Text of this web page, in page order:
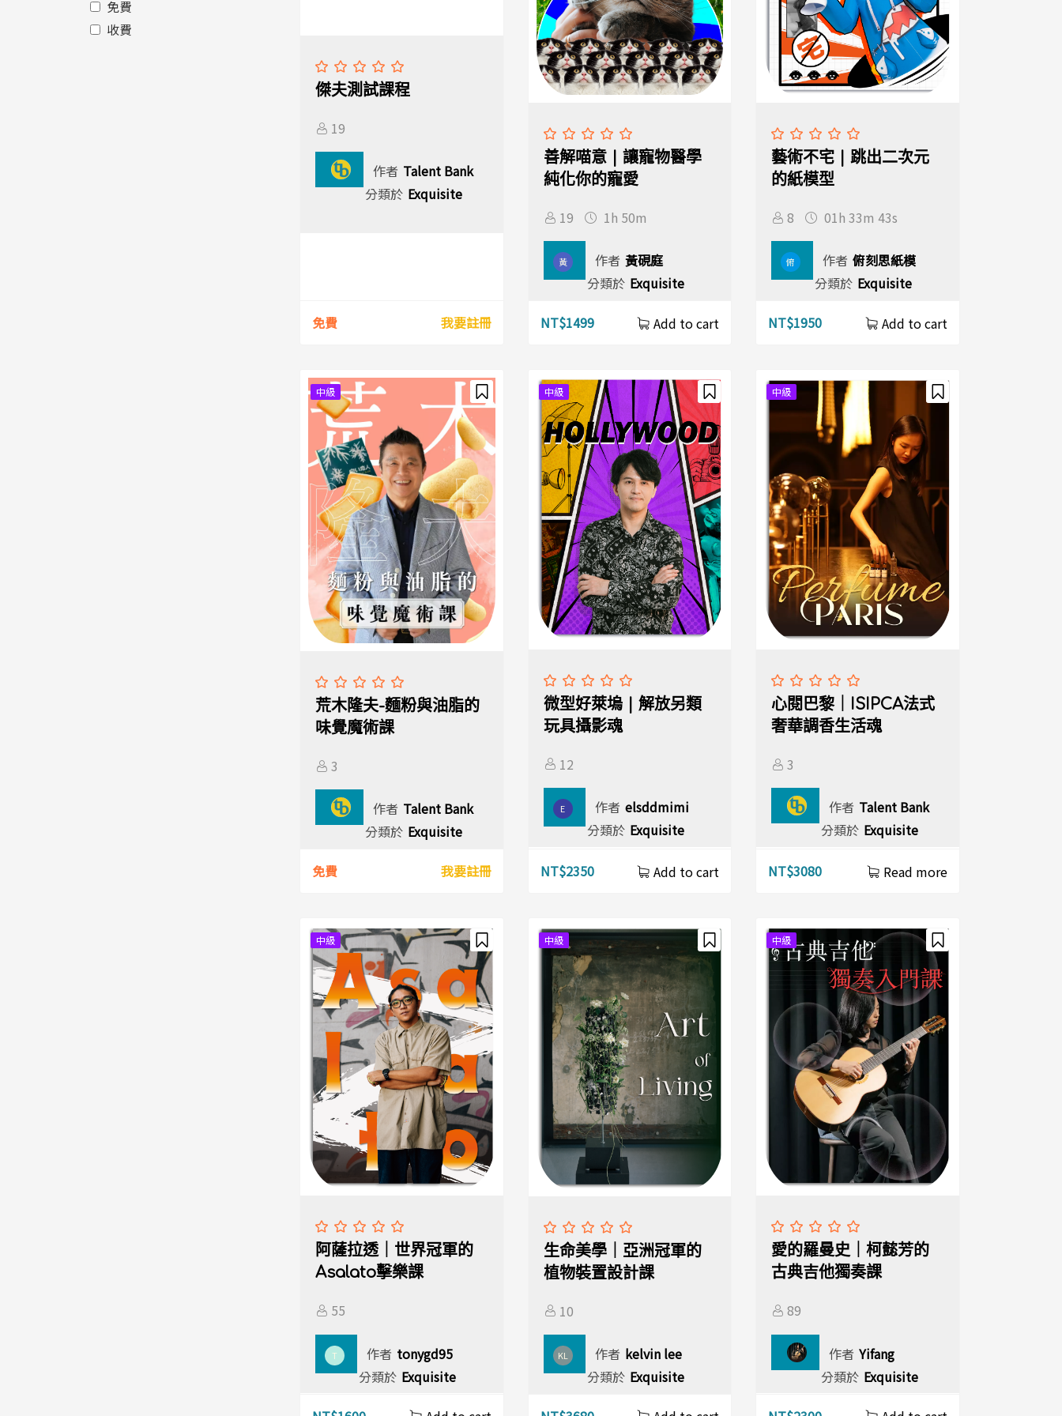
免費
收費
傑夫測試課程
19
作者 Talent Bank
分類於 Exquisite
免費 我要註冊
善解喵意 | 讓寵物醫學
純化你的寵愛
19 1h 50m
黃 作者 黃硯庭
分類於 Exquisite
NT$1499 Add to cart
藝術不宅 | 跳出二次元
的紙模型
8 01h 33m 43s
俯 作者 俯刻思紙模
分類於 Exquisite
NT$1950 Add to cart
中級
荒木隆夫-麵粉與油脂的
味覺魔術課
3
作者 Talent Bank
分類於 Exquisite
免費 我要註冊
中級
微型好萊塢 | 解放另類
玩具攝影魂
12
E 作者 elsddmimi
分類於 Exquisite
NT$2350 Add to cart
中級
心閱巴黎｜ISIPCA法式
奢華調香生活魂
3
作者 Talent Bank
分類於 Exquisite
NT$3080 Read more
中級
阿薩拉透｜世界冠軍的
Asalato擊樂課
55
T 作者 tonygd95
分類於 Exquisite
中級
生命美學｜亞洲冠軍的
植物裝置設計課
10
KL 作者 kelvin lee
分類於 Exquisite
中級
愛的羅曼史｜柯懿芳的
古典吉他獨奏課
89
作者 Yifang
分類於 Exquisite